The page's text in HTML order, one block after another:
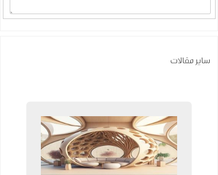
سایر مقالات